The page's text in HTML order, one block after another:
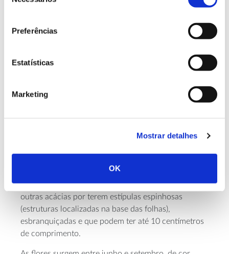
Preferências
Estatísticas
Marketing
Mostrar detalhes
OK
acácias), recompostas e podem chegar aos 12
centímetros de comprimento. Diferenciam-se das de
outras acácias por terem estípulas espinhosas
(estruturas localizadas na base das folhas),
esbranquiçadas e que podem ter até 10 centímetros
de comprimento.